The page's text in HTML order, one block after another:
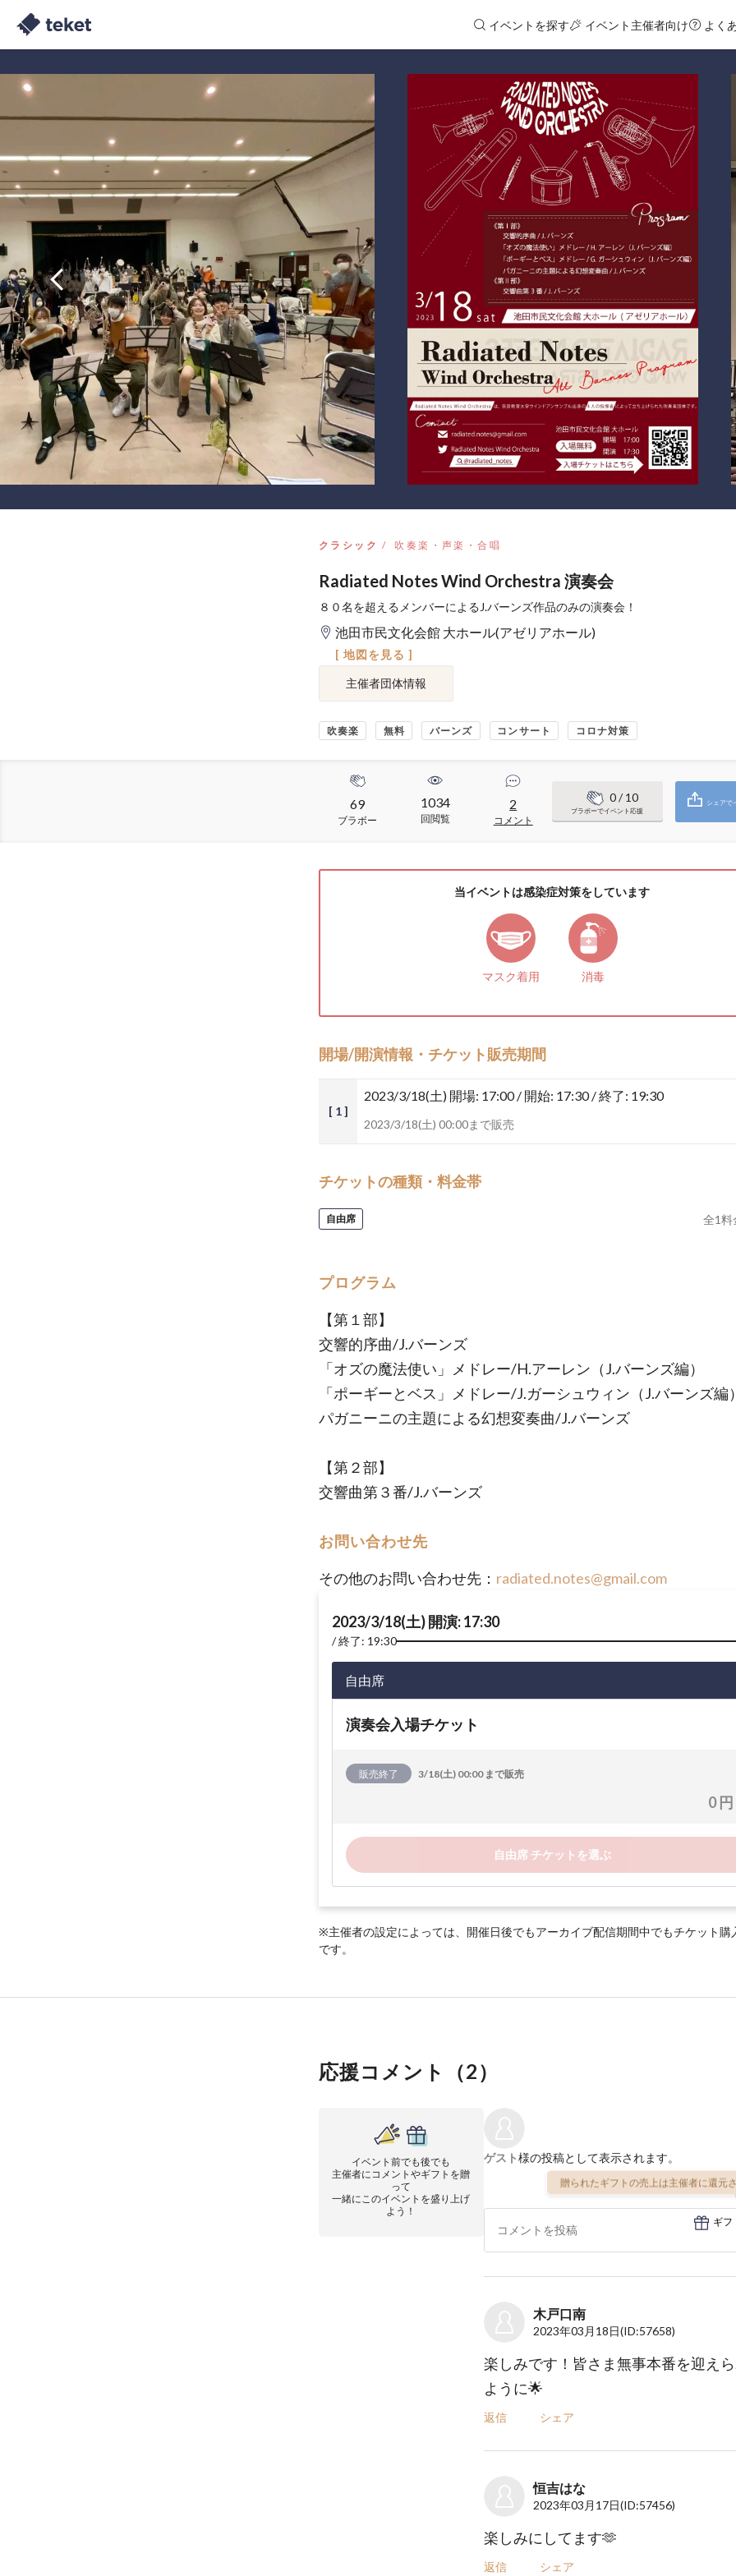
イベントを探す イベント主催者向け よく
クラシック 吹奏楽・声楽・合唱
Radiated Notes Wind Orchestra 演奏会
８０名を超えるメンバーによるJ.バーンズ作品のみの演奏会！
池田市民文化会館 大ホール(アゼリアホール)
[ 地図を見る ]
主催者団体情報
吹奏楽 無料 バーンズ コンサート コロナ対策
69
ブラボー
1034
回閲覧
2
コメント
0/ 10
ブラボーでイベント応援
シェアで
当イベントは感染症対策をしています
マスク着用 消毒
開場/開演情報・チケット販売期間
[ 1 ]
2023/3/18(土) 開場: 17:00 / 開始: 17:30 / 終了: 19:30
2023/3/18(土) 00:00まで販売
チケットの種類・料金帯
自由席 全1料
プログラム
【第１部】
交響的序曲/J.バーンズ
「オズの魔法使い」メドレー/H.アーレン（J.バーンズ編）
「ポーギーとベス」メドレー/J.ガーシュウィン（J.バーンズ編
パガニーニの主題による幻想変奏曲/J.バーンズ
【第２部】
交響曲第３番/J.バーンズ
お問い合わせ先
その他のお問い合わせ先： radiated.notes@gmail.com
2023/3/18(土) 開演: 17:30
終了: 19:30
自由席
演奏会入場チケット
販売終了 3/18(土) 00:00 まで販売
0 円
自由席 チケットを選ぶ
※主催者の設定によっては、開催日後でもアーカイブ配信期間中でもチケット購
です。
応援コメント（2）
イベント前でも後でも
主催者にコメントやギフトを贈
って
一緒にこのイベントを盛り上げ
よう！
ゲスト様の投稿として表示されます。
贈られたギフトの売上は主催者に還元
ギフ
木戸口南
2023年03月18日(ID:57658)
楽しみです！皆さま無事本番を迎え
ように🌟
返信 シェア
恒吉はな
2023年03月17日(ID:57456)
楽しみにしてます🫶
返信 シェア